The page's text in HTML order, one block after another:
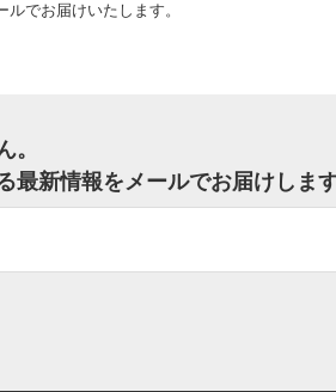
でお届けいたします。
。
新情報をメールでお届けします